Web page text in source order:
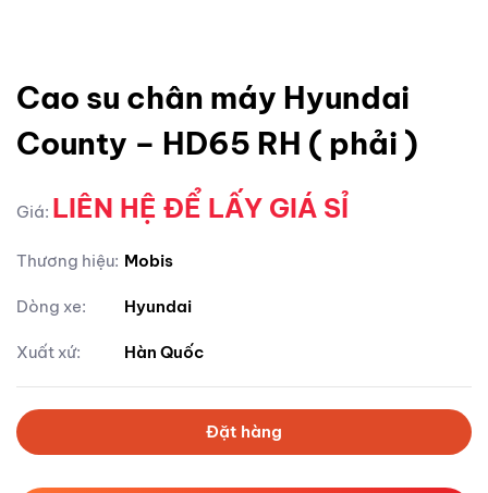
Cao su chân máy Hyundai
County – HD65 RH ( phải )
Giá: LIÊN HỆ ĐỂ LẤY GIÁ SỈ
Thương hiệu: Mobis
Dòng xe: Hyundai
Xuất xứ: Hàn Quốc
Đặt hàng